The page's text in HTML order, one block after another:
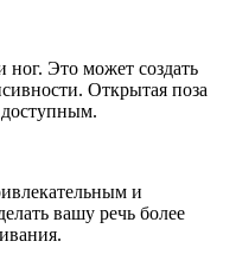
ног. Это может создать
Открытая поза
и
вашу речь более